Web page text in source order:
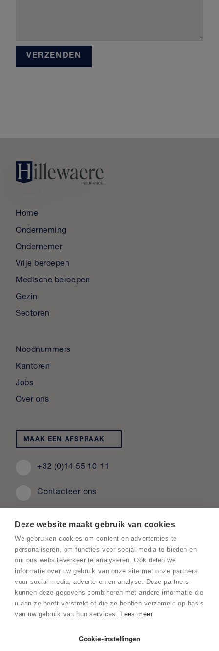
VERZENDEN
Home
Onderneming
Ondernemer
Vrije beroepen
Medische beroepen
Gezin
Sectoren
Noodnummers
Kantoren
Jobs
Over ons
MAAK EEN AFSPRAAK
+32 (0)14 55 10 11
Contacteer ons
© 2026 Hillewaere
Disclaimer
Duurzaamheidsbeleid
Gedragsregels
Deze website maakt gebruik van cookies
We gebruiken cookies om content en advertenties te
personaliseren, om functies voor social media te bieden en
om ons websiteverkeer te analyseren. Ook delen we
informatie over uw gebruik van onze site met onze partners
voor social media, adverteren en analyse. Deze partners
kunnen deze gegevens combineren met andere informatie die
u aan ze heeft verstrekt of die ze hebben verzameld op basis
van uw gebruik van hun services. Lees meer
Cookie-instellingen